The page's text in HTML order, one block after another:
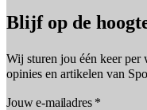
Blijf op de
Wij sturen jou één keer
opinies en artikelen van
Jouw e-mailadres *